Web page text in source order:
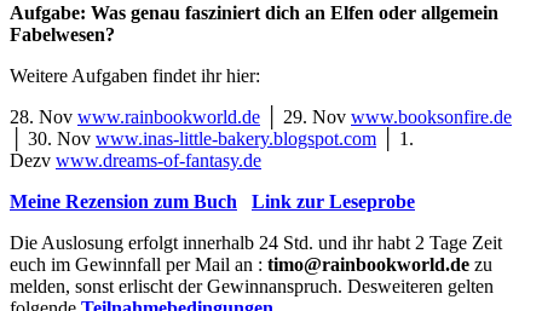
Aufgabe: Was genau fasziniert dich an Elfen oder allgemein
Fabelwesen?
Weitere Aufgaben findet ihr hier:
28. Nov www.rainbookworld.de │ 29. Nov www.booksonfire.de
│ 30. Nov www.inas-little-bakery.blogspot.com │ 1.
Dezv www.dreams-of-fantasy.de
Meine Rezension zum Buch
Link zur Leseprobe
Die Auslosung erfolgt innerhalb 24 Std. und ihr habt 2 Tage Zeit
euch im Gewinnfall per Mail an : timo@rainbookworld.de zu
melden, sonst erlischt der Gewinnanspruch. Desweiteren gelten